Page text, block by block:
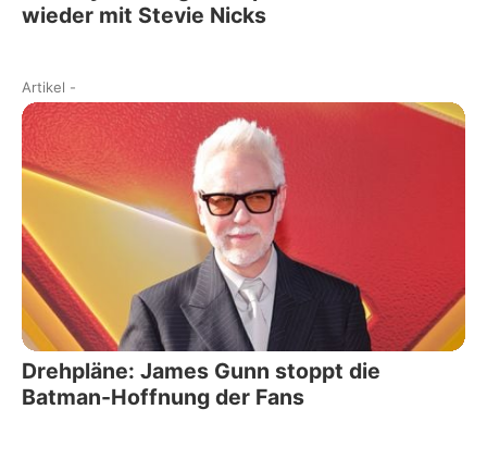
wieder mit Stevie Nicks
Artikel -
Drehpläne: James Gunn stoppt die
Batman-Hoffnung der Fans